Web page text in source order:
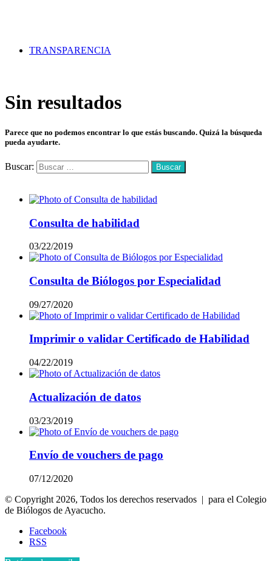
TRANSPARENCIA
Sin resultados
Parece que no podemos encontrar lo que estás buscando. Quizá la búsqueda
pueda ayudarte.
Buscar:
Consulta de habilidad
03/22/2019
Consulta de Biólogos por Especialidad
09/27/2020
Imprimir o validar Certificado de Habilidad
04/22/2019
Actualización de datos
03/23/2019
Envío de vouchers de pago
07/12/2020
© Copyright 2026, Todos los derechos reservados | para el Colegio
de Biólogos de Ayacucho.
Facebook
RSS